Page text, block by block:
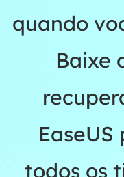
quando
Baixe
todos os